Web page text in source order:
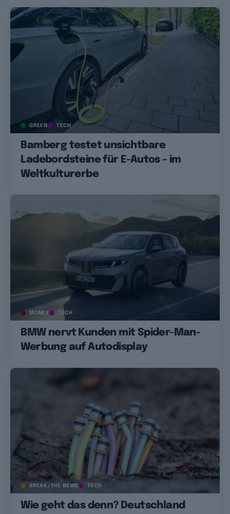
GREEN TECH
Bamberg testet unsichtbare
Ladebordsteine für E-Autos – im
Weltkulturerbe
MONEY TECH
BMW nervt Kunden mit Spider-Man-
Werbung auf Autodisplay
BREAK/THE NEWS TECH
Wie geht das denn? Deutschland